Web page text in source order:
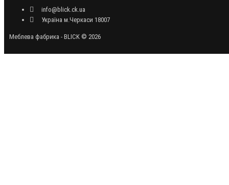
info@blick.ck.ua
Україна м.Черкаси 18007
Меблева фабрика - BLICK © 2026